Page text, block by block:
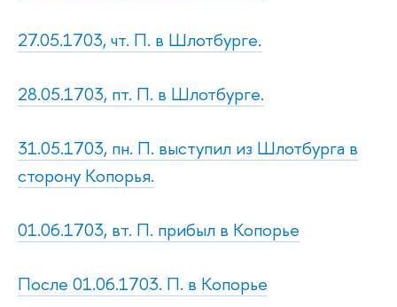
27.05.1703, чт. П. в Шлотбурге.
28.05.1703, пт. П. в Шлотбурге.
31.05.1703, пн. П. выступил из Шлотбурга в
сторону Копорья.
01.06.1703, вт. П. прибыл в Копорье
После 01.06.1703. П. в Копорье